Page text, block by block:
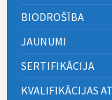
BIODROŠĪBA
JAUNUMI
SERTIFIKĀCIJA
KVALIFIKĀCIJAS